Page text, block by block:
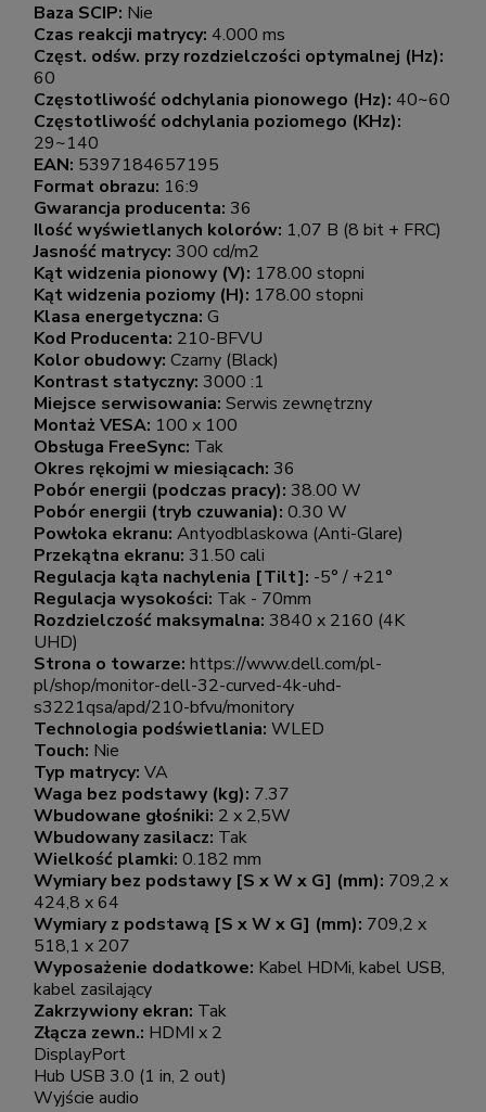
Baza SCIP: Nie
Czas reakcji matrycy: 4.000 ms
Częst. odśw. przy rozdzielczości optymalnej (Hz):
60
Częstotliwość odchylania pionowego (Hz): 40~60
Częstotliwość odchylania poziomego (KHz):
29~140
EAN: 5397184657195
Format obrazu: 16:9
Gwarancja producenta: 36
Ilość wyświetlanych kolorów: 1,07 B (8 bit + FRC)
Jasność matrycy: 300 cd/m2
Kąt widzenia pionowy (V): 178.00 stopni
Kąt widzenia poziomy (H): 178.00 stopni
Klasa energetyczna: G
Kod Producenta: 210-BFVU
Kolor obudowy: Czarny (Black)
Kontrast statyczny: 3000 :1
Miejsce serwisowania: Serwis zewnętrzny
Montaż VESA: 100 x 100
Obsługa FreeSync: Tak
Okres rękojmi w miesiącach: 36
Pobór energii (podczas pracy): 38.00 W
Pobór energii (tryb czuwania): 0.30 W
Powłoka ekranu: Antyodblaskowa (Anti-Glare)
Przekątna ekranu: 31.50 cali
Regulacja kąta nachylenia [Tilt]: -5° / +21°
Regulacja wysokości: Tak - 70mm
Rozdzielczość maksymalna: 3840 x 2160 (4K
UHD)
Strona o towarze: https://www.dell.com/pl-
pl/shop/monitor-dell-32-curved-4k-uhd-
s3221qsa/apd/210-bfvu/monitory
Technologia podświetlania: WLED
Touch: Nie
Typ matrycy: VA
Waga bez podstawy (kg): 7.37
Wbudowane głośniki: 2 x 2,5W
Wbudowany zasilacz: Tak
Wielkość plamki: 0.182 mm
Wymiary bez podstawy [S x W x G] (mm): 709,2 x
424,8 x 64
Wymiary z podstawą [S x W x G] (mm): 709,2 x
518,1 x 207
Wyposażenie dodatkowe: Kabel HDMi, kabel USB,
kabel zasilający
Zakrzywiony ekran: Tak
Złącza zewn.: HDMI x 2
DisplayPort
Hub USB 3.0 (1 in, 2 out)
Wyjście audio